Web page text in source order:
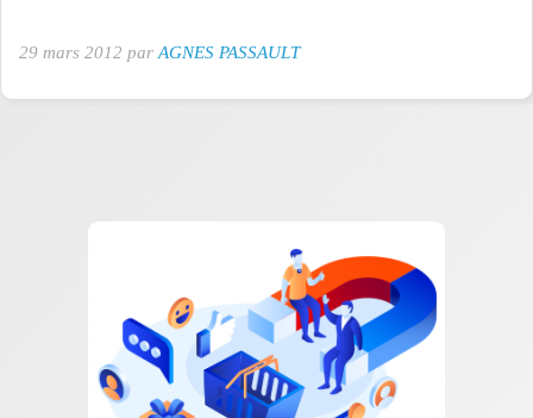
29 mars 2012 par AGNES PASSAULT